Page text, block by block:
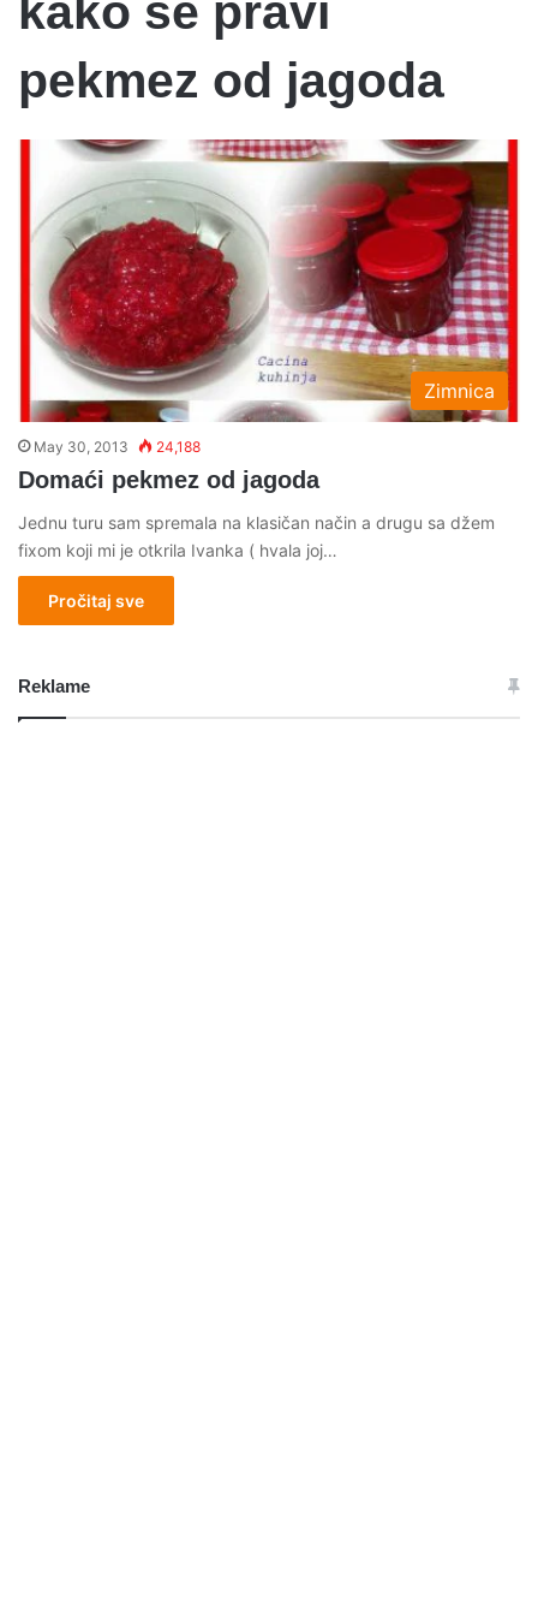
kako se pravi
pekmez od jagoda
Zimnica
May 30, 2013 24,188
Domaći pekmez od jagoda
Jednu turu sam spremala na klasičan način a drugu sa džem
fixom koji mi je otkrila Ivanka ( hvala joj…
Pročitaj sve
Reklame